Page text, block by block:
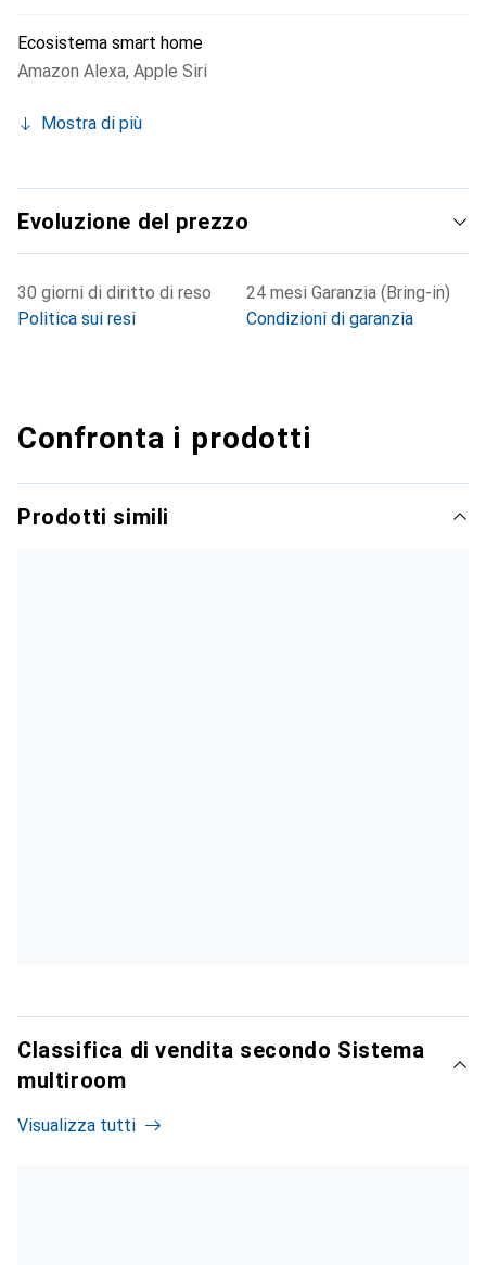
Ecosistema smart home
Amazon Alexa, Apple Siri
Mostra di più
Evoluzione del prezzo
30 giorni di diritto di reso
Politica sui resi
24 mesi Garanzia (Bring-in)
Condizioni di garanzia
Confronta i prodotti
Prodotti simili
Classifica di vendita secondo Sistema
multiroom
Visualizza tutti